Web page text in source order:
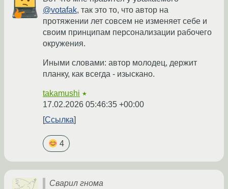
@votafak, так это то, что автор на
протяжении лет совсем не изменяет себе и
своим принципам персонализации рабочего
окружения.
Иными словами: автор молодец, держит
планку, как всегда - изыскано.
takamushi ★
17.02.2026 05:46:35 +00:00
Ссылка
4
Сварил гнома